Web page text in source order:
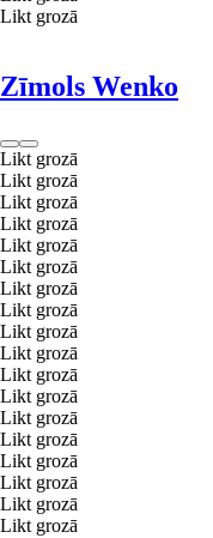
Likt grozā
Zīmols Wenko
Likt grozā
Likt grozā
Likt grozā
Likt grozā
Likt grozā
Likt grozā
Likt grozā
Likt grozā
Likt grozā
Likt grozā
Likt grozā
Likt grozā
Likt grozā
Likt grozā
Likt grozā
Likt grozā
Likt grozā
Likt grozā